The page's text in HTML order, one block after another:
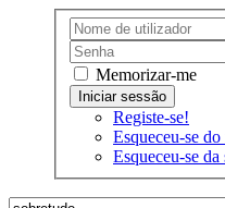
Memorizar-me
Registe-se!
Esqueceu-se
Esqueceu-se da